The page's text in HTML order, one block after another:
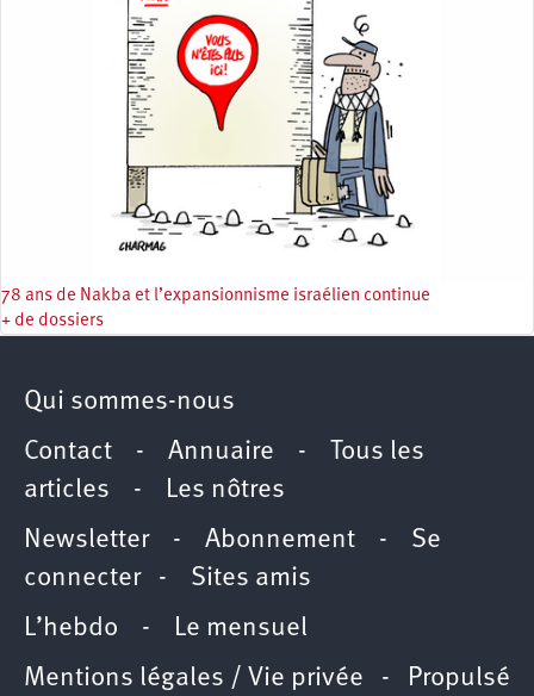
78 ans de Nakba et l’expansionnisme israélien continue
+ de dossiers
Qui sommes-nous
Contact - Annuaire -
Tous les
articles - Les nôtres
Newsletter- Abonnement - Se
connecter- Sites amis
L’hebdo - Le mensuel
Mentions légales / Vie privée - Propulsé